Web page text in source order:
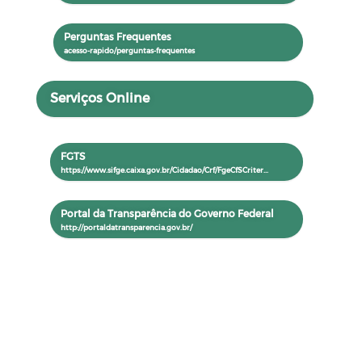
Perguntas Frequentes
Serviços Online
FGTS
Portal da Transparência do Governo Federal